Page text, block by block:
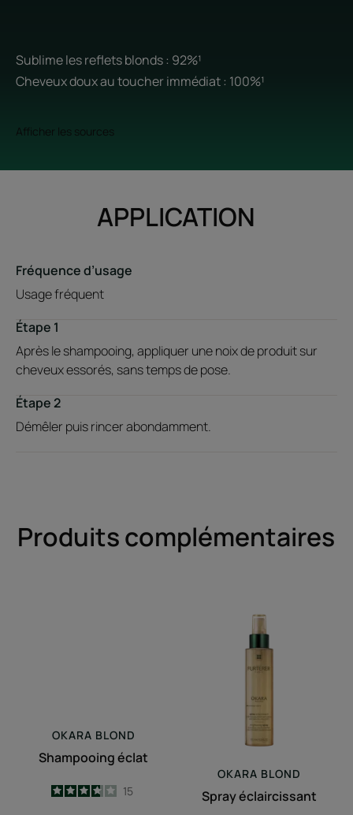
Sublime les reflets blonds : 92%¹
Cheveux doux au toucher immédiat : 100%¹
Afficher les sources
APPLICATION
Fréquence d’usage
Usage fréquent
Étape 1
Après le shampooing, appliquer une noix de produit sur
cheveux essorés, sans temps de pose.
Étape 2
Démêler puis rincer abondamment.
Produits complémentaires
OKARA BLOND
Shampooing éclat
3.7
/5
15
Spray
éclaircissant
OKARA BLOND
Spray éclaircissant